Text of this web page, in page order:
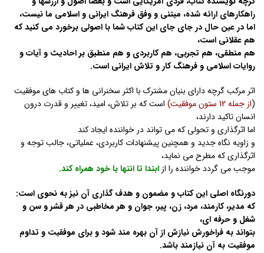
راهکارهای ارائه شده، مبتنی و وفق فرهنگ ایرانی و اسلامی ما نیست،
اما در عین حال در جای جای این کتاب شما با اصولی برخورد می کنید که
هم عقلانی است،
هم منطقی، هم تجربی، هم کاربردی و هم منطبق بر احادیث و آیات و
روایات اسلامی و فرهنگ کار و تلاش ایرانی است.
اثر مرکب گرچه دارای بنیان مشترک با اکثر سخنرانی ها و کتاب های موفقیت
(از جمله 12 ستون موفقیت)
است که بر تلاش، امید، تغییر و قدرت درون
انسان تاکید دارند،
اما اثرگذاری و تحولی که می تواند در خواننده ایجاد کند
و زاویه نگاه جدید و همچنین پیشنهادات کاربردی، عملیاتی، جالب توجه و
اثرگذاری که مطرح می نماید،
موجب می گردد خواننده را از ابتدا تا انتها با خود همراه کند.
دورنگاه اصلی این کتاب و مضمون و هدف گذاری آن نیز به نحوی است:
که مدیر، کارمند، مرد، زن، پیر، جوان و هر مخاطبی در هر قشر و سن و
شغل و حرفه ای،
بتواند به فراخورش نیازش از آن بهره مند شود و برای موفقیت و تداوم
موفقیت به آن نیازمند باشد.